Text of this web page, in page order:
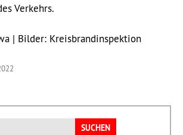
Verkehrs.
| Bilder: Kreisbrandinspektion